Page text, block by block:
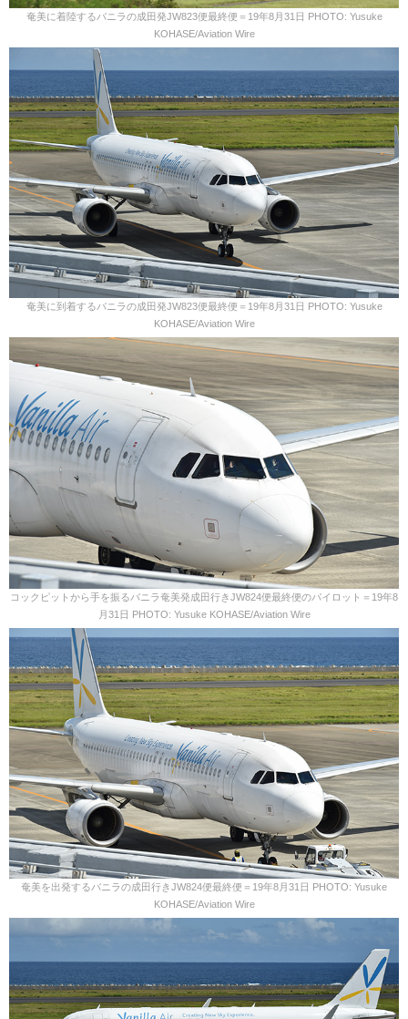
奄美に着陸するバニラの成田発JW823便最終便＝19年8月31日 PHOTO: Yusuke
KOHASE/Aviation Wire
奄美に到着するバニラの成田発JW823便最終便＝19年8月31日 PHOTO: Yusuke
KOHASE/Aviation Wire
コックピットから手を振るバニラ奄美発成田行きJW824便最終便のパイロット＝19年8
月31日 PHOTO: Yusuke KOHASE/Aviation Wire
奄美を出発するバニラの成田行きJW824便最終便＝19年8月31日 PHOTO: Yusuke
KOHASE/Aviation Wire